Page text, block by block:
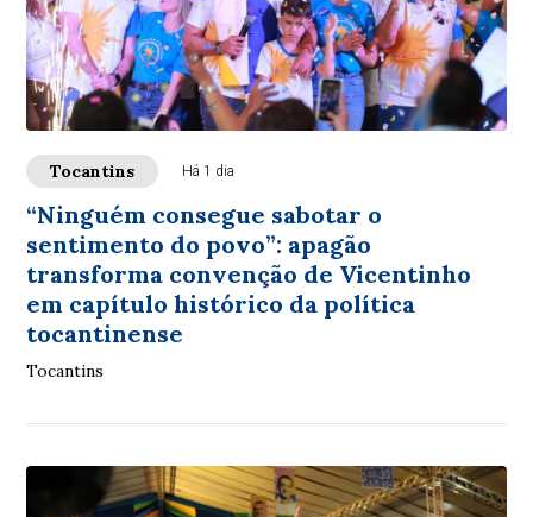
Tocantins Há 1 dia
“Ninguém consegue sabotar o
sentimento do povo”: apagão
transforma convenção de Vicentinho
em capítulo histórico da política
tocantinense
Tocantins